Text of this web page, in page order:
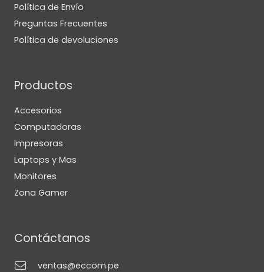
Política de Envío
Preguntas Frecuentes
Política de devoluciones
Productos
Accesorios
Computadoras
Impresoras
Laptops y Mas
Monitores
Zona Gamer
Contáctanos
ventas@eccom.pe